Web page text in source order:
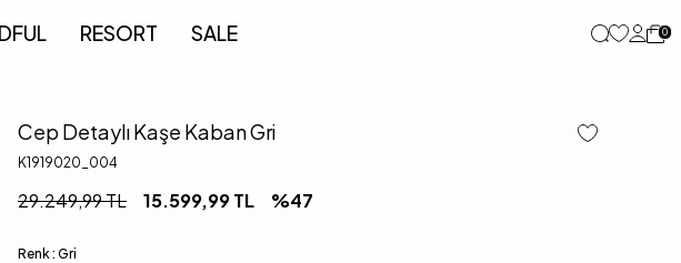
RESORT SALE 0
Cep Detaylı Kaşe Kaban Gri
K1919020_004
29.249,99TL 15.599,99TL %47
Renk : Gri